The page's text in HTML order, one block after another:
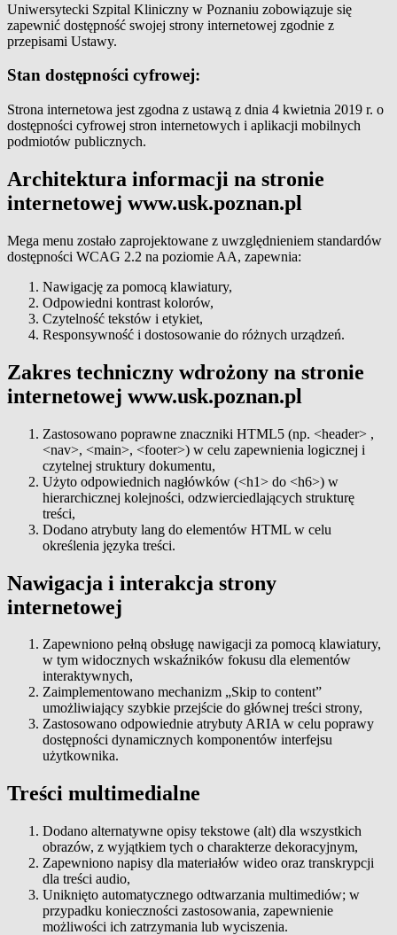
Uniwersytecki Szpital Kliniczny w Poznaniu zobowiązuje się
zapewnić dostępność swojej strony internetowej zgodnie z
przepisami Ustawy.
Stan dostępności cyfrowej:
Strona internetowa jest zgodna z ustawą z dnia 4 kwietnia 2019 r. o
dostępności cyfrowej stron internetowych i aplikacji mobilnych
podmiotów publicznych.
Architektura informacji na stronie
internetowej www.usk.poznan.pl
Mega menu zostało zaprojektowane z uwzględnieniem standardów
dostępności WCAG 2.2 na poziomie AA, zapewnia:
Nawigację za pomocą klawiatury,
Odpowiedni kontrast kolorów,
Czytelność tekstów i etykiet,
Responsywność i dostosowanie do różnych urządzeń.
Zakres techniczny wdrożony na stronie
internetowej www.usk.poznan.pl
Zastosowano poprawne znaczniki HTML5 (np. <header> ,
<nav>, <main>, <footer>) w celu zapewnienia logicznej i
czytelnej struktury dokumentu,
Użyto odpowiednich nagłówków (<h1> do <h6>) w
hierarchicznej kolejności, odzwierciedlających strukturę
treści,
Dodano atrybuty lang do elementów HTML w celu
określenia języka treści.
Nawigacja i interakcja strony
internetowej
Zapewniono pełną obsługę nawigacji za pomocą klawiatury,
w tym widocznych wskaźników fokusu dla elementów
interaktywnych,
Zaimplementowano mechanizm „Skip to content”
umożliwiający szybkie przejście do głównej treści strony,
Zastosowano odpowiednie atrybuty ARIA w celu poprawy
dostępności dynamicznych komponentów interfejsu
użytkownika.
Treści multimedialne
Dodano alternatywne opisy tekstowe (alt) dla wszystkich
obrazów, z wyjątkiem tych o charakterze dekoracyjnym,
Zapewniono napisy dla materiałów wideo oraz transkrypcji
dla treści audio,
Uniknięto automatycznego odtwarzania multimediów; w
przypadku konieczności zastosowania, zapewnienie
możliwości ich zatrzymania lub wyciszenia.